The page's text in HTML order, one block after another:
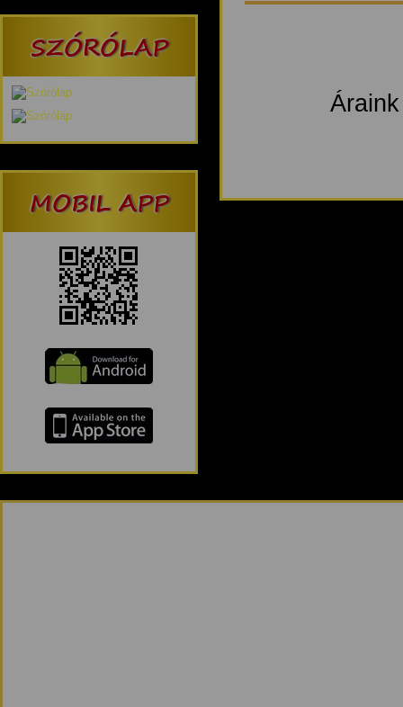
SZÓRÓLAP
MOBIL APP